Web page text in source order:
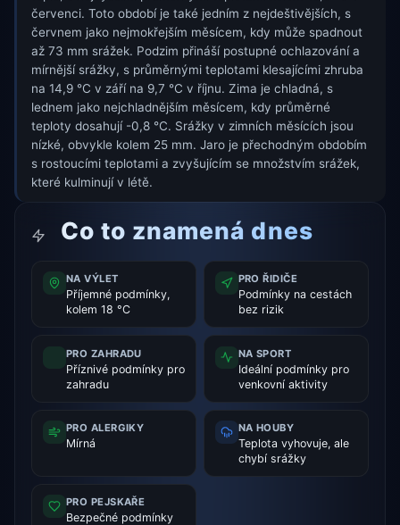
červenci. Toto období je také jedním z nejdeštivějších, s
červnem jako nejmokřejším měsícem, kdy může spadnout
až 73 mm srážek. Podzim přináší postupné ochlazování a
mírnější srážky, s průměrnými teplotami klesajícími zhruba
na 14,9 °C v září na 9,7 °C v říjnu. Zima je chladná, s
lednem jako nejchladnějším měsícem, kdy průměrné
teploty dosahují -0,8 °C. Srážky v zimních měsících jsou
nízké, obvykle kolem 25 mm. Jaro je přechodným obdobím
s rostoucími teplotami a zvyšujícím se množstvím srážek,
které kulminují v létě.
Co to znamená dnes
NA VÝLET
Příjemné podmínky,
kolem 18 °C
PRO ŘIDIČE
Podmínky na cestách
bez rizik
PRO ZAHRADU
Příznivé podmínky pro
zahradu
NA SPORT
Ideální podmínky pro
venkovní aktivity
PRO ALERGIKY
Mírná
NA HOUBY
Teplota vyhovuje, ale
chybí srážky
PRO PEJSKAŘE
Bezpečné podmínky